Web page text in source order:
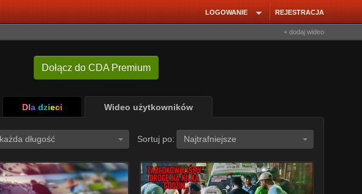
REJESTRACJA
LOGOWANIE
+ dodaj wideo
Dołącz do CDA Premium
Dla dzieci Wideo użytkowników
każda długość Sortuj po: Najtrafniejsze